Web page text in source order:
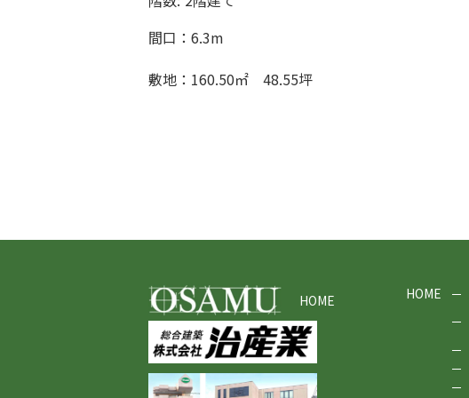
間口：6.3m
敷地：160.50㎡ 48.55坪
HOME HOME